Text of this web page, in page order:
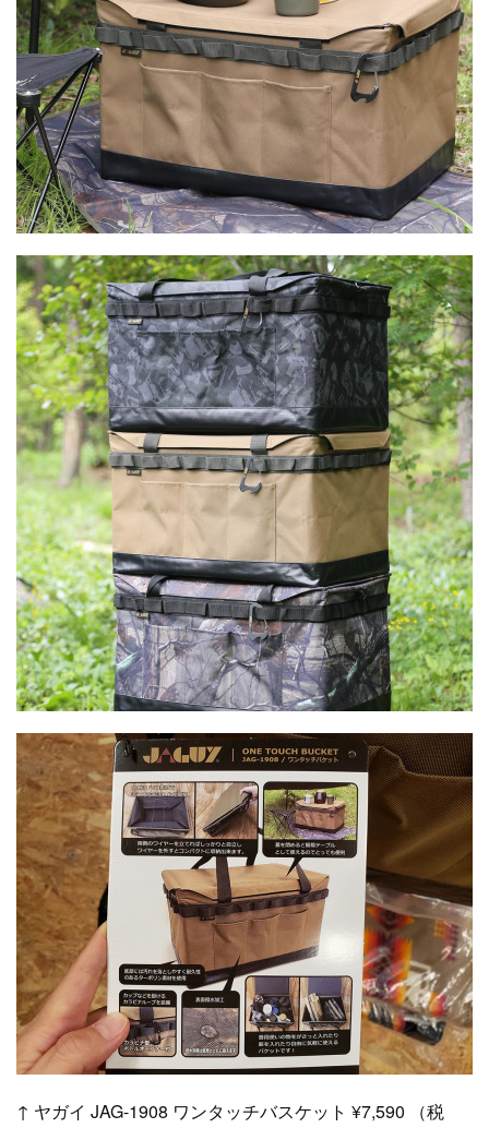
↑ ヤガイ JAG-1908 ワンタッチバスケット ¥7,590 （税